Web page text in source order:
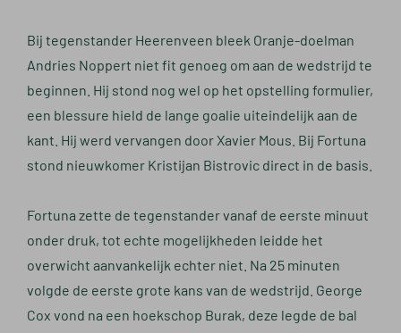
Bij tegenstander Heerenveen bleek Oranje-doelman
Andries Noppert niet fit genoeg om aan de wedstrijd te
beginnen. Hij stond nog wel op het opstelling formulier,
een blessure hield de lange goalie uiteindelijk aan de
kant. Hij werd vervangen door Xavier Mous. Bij Fortuna
stond nieuwkomer Kristijan Bistrovic direct in de basis.
Fortuna zette de tegenstander vanaf de eerste minuut
onder druk, tot echte mogelijkheden leidde het
overwicht aanvankelijk echter niet. Na 25 minuten
volgde de eerste grote kans van de wedstrijd. George
Cox vond na een hoekschop Burak, deze legde de bal